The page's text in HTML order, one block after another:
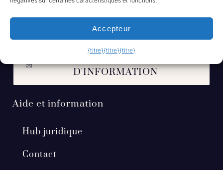
Accepteur
{titre}{titre}{titre}
D'INFORMATION
Aide et information
Hub juridique
Contact